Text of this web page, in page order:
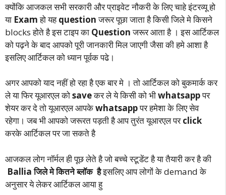
क्योंकि आजकल सभी सरकारी और प्राइवेट नौकरी के लिए चाहे इंटरव्यू हो
या Examहो यहquestionजरूर पूछा जाता है किसी जिले मे किसने
blocks होते है इस टाइप का Questionजरूर आता है । इस आर्टिकल
को पढ़ने के बाद आपको पूरी जानकारी मिल जाएगी जैसा की हमे आशा है
इसलिए आर्टिकल को ध्यान पूर्वक पढे।
अगर आपको याद नहीं हो रहा है एक बार मे । तो आर्टिकल को बुकमार्क कर
ले या फिर यूआरएल कोsaveकर ले ये किसी को भीwhatsappपर
शेयर कर दे तो यूआरएल आपकेwhatsappपर हमेशा के लिए सेव
रहेगा। जब भी आपको जरूरत पड़ती है आप तुरंत यूआरएल परclick
करके आर्टिकल पर जा सकते है
आजकल लोग नॉर्मल ही पूछ लेते है जो बच्चे स्टूडेंट है या तैयारी कर है की
Ballia जिले मे कितने ब्लॉक हैइसलिए आप लोगों के demand के
अनुसार ये लेकर आर्टिकल आया हु